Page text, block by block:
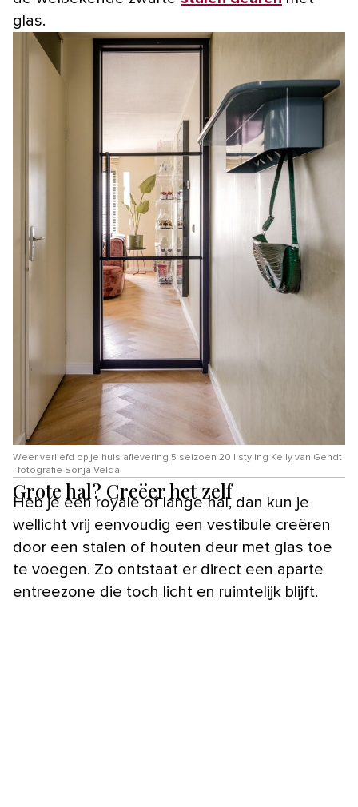
glas.
Weer verliefd op je huis aflevering 5 seizoen 20 | styling Kelly van Gendt
| fotografie Sonja Velda
Grote hal? Creëer het zelf
Heb je een royale of lange hal, dan kun je
wellicht vrij eenvoudig een vestibule creëren
door een stalen of houten deur met glas toe
te voegen. Zo ontstaat er direct een aparte
entreezone die toch licht en ruimtelijk blijft.